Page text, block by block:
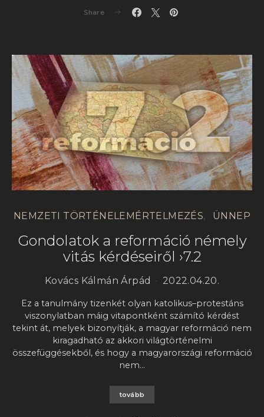
Share
NEMZETI TÖRTÉNELEMÉRTELMEZÉS ÜNNEP
Gondolatok a reformáció némely
vitás kérdéseiről ›7.2
Kovács Kálmán Árpád 2022.04.20.
Ez a tanulmány tizenkét olyan katolikus–protestáns
viszonylatban máig vitapontként számító kérdést
tekint át, melyek bizonyítják, a magyar reformáció nem
kiragadható az akkori világtörténelmi
összefüggésekből, és hogy a magyarországi reformáció
nem…
tovább